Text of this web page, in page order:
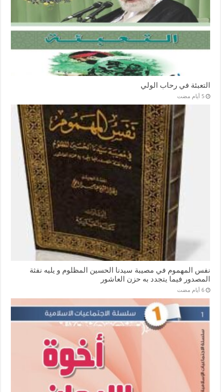
التعبئة في رحاب الولي
‏5 أيام مضت
نفس المهموم في مصيبة سيدنا الحسين المظلوم و يليه نفثة
المصدور فيما يتجدد به حزن العاشور
‏6 أيام مضت